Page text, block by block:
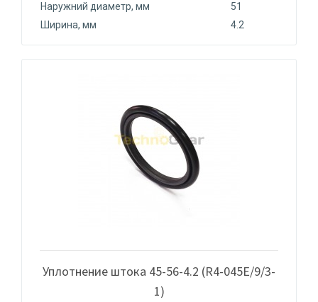
Наружний диаметр, мм
51
Ширина, мм
4.2
Уплотнение штока 45-56-4.2 (R4-045Е/9/3-
1)